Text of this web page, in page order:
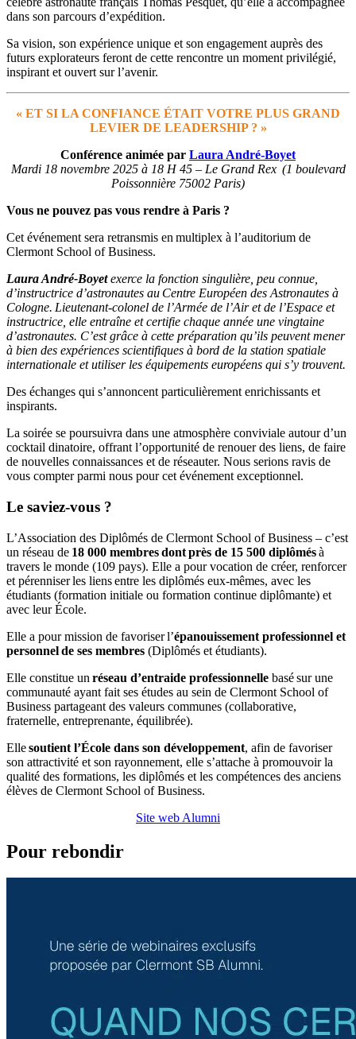
dans son parcours d’expédition.
Sa vision, son expérience unique et son engagement auprès des
futurs explorateurs feront de cette rencontre un moment privilégié,
inspirant et ouvert sur l’avenir.
« ET SI LA CONFIANCE ÉTAIT VOTRE PLUS GRAND
LEVIER DE LEADERSHIP ? »
Conférence animée par Laura André-Boyet
Mardi 18 novembre 2025 à 18 H 45 – Le Grand Rex (1 boulevard
Poissonnière 75002 Paris)
Vous ne pouvez pas vous rendre à Paris ?
Cet événement sera retransmis en multiplex à l’auditorium de
Clermont School of Business.
Laura André-Boyetexerce la fonction singulière, peu connue,
d’instructrice d’astronautes au Centre Européen des Astronautes à
Cologne. Lieutenant-colonel de l’Armée de l’Air et de l’Espace et
instructrice, elle entraîne et certifie chaque année une vingtaine
d’astronautes. C’est grâce à cette préparation qu’ils peuvent mener
à bien des expériences scientifiques à bord de la station spatiale
internationale et utiliser les équipements européens qui s’y trouvent.
Des échanges qui s’annoncent particulièrement enrichissants et
inspirants.
La soirée se poursuivra dans une atmosphère conviviale autour d’un
cocktail dinatoire, offrant l’opportunité de renouer des liens, de faire
de nouvelles connaissances et de réseauter. Nous serions ravis de
vous compter parmi nous pour cet événement exceptionnel.
Le saviez-vous ?
L’Association des Diplômés de Clermont School of Business – c’est
un réseau de 18 000 membres dont près de 15 500 diplômésà
travers le monde (109 pays). Elle a pour vocation de créer, renforcer
et pérenniser les liens entre les diplômés eux-mêmes, avec les
étudiants (formation initiale ou formation continue diplômante) et
avec leur École.
Elle a pour mission de favoriser l’épanouissement professionnel et
personnel de ses membres (Diplômés et étudiants).
Elle constitue un réseau d’entraide professionnelle basé sur une
communauté ayant fait ses études au sein de Clermont School of
Business partageant des valeurs communes (collaborative,
fraternelle, entreprenante, équilibrée).
Ellesoutient l’École dans son développement, afin de favoriser
son attractivité et son rayonnement, elle s’attache à promouvoir la
qualité des formations, les diplômés et les compétences des anciens
élèves de Clermont School of Business.
Site web Alumni
Pour rebondir